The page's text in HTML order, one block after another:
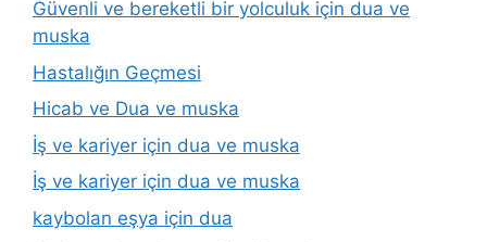
Güvenli ve bereketli bir yolculuk için dua ve
muska
Hastalığın Geçmesi
Hicab ve Dua ve muska
İş ve kariyer için dua ve muska
İş ve kariyer için dua ve muska
kaybolan eşya için dua